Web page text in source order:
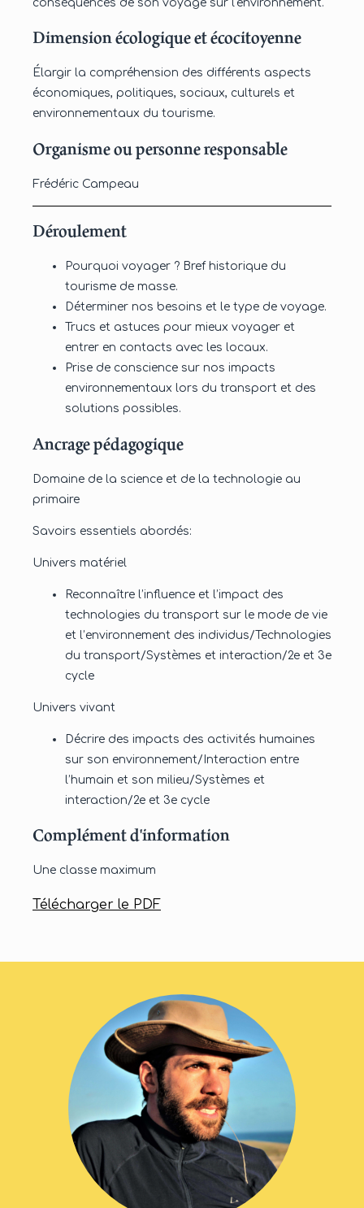
conséquences de son voyage sur l'environnement.
Dimension écologique et écocitoyenne
Élargir la compréhension des différents aspects
économiques, politiques, sociaux, culturels et
environnementaux du tourisme.
Organisme ou personne responsable
Frédéric Campeau
Déroulement
Pourquoi voyager ? Bref historique du
tourisme de masse.
Déterminer nos besoins et le type de voyage.
Trucs et astuces pour mieux voyager et
entrer en contacts avec les locaux.
Prise de conscience sur nos impacts
environnementaux lors du transport et des
solutions possibles.
Ancrage pédagogique
Domaine de la science et de la technologie au
primaire
Savoirs essentiels abordés:
Univers matériel
Reconnaître l’influence et l’impact des
technologies du transport sur le mode de vie
et l’environnement des individus/Technologies
du transport/Systèmes et interaction/2e et 3e
cycle
Univers vivant
Décrire des impacts des activités humaines
sur son environnement/Interaction entre
l’humain et son milieu/Systèmes et
interaction/2e et 3e cycle
Complément d'information
Une classe maximum